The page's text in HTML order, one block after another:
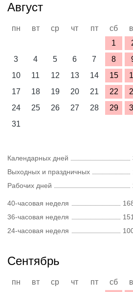
Август
пн вт ср чт пт сб
1
3
4 5 6 7 8
10
11 12 13 14 15
17
18 19 20 21 22
24
25 26 27 28 29
31
Календарных дней
Выходных и праздничных
Рабочих дней
40-часовая неделя
36-часовая неделя
24-часовая неделя
Сентябрь
пн вт ср чт пт сб